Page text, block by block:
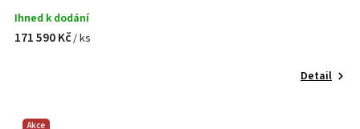
Ihned k dodání
171 590 Kč/ ks
Detail
Akce